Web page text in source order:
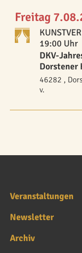
Freitag
19:00 Uhr
DKV-
Dorstener
46282 ,
v.
Veranstaltungen
Newsletter
Archiv